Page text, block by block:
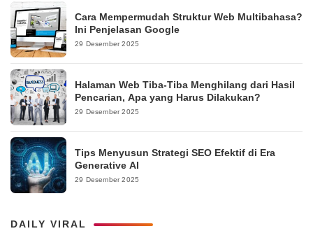
Cara Mempermudah Struktur Web Multibahasa?
Ini Penjelasan Google
29 Desember 2025
Halaman Web Tiba-Tiba Menghilang dari Hasil
Pencarian, Apa yang Harus Dilakukan?
29 Desember 2025
Tips Menyusun Strategi SEO Efektif di Era
Generative AI
29 Desember 2025
DAILY VIRAL